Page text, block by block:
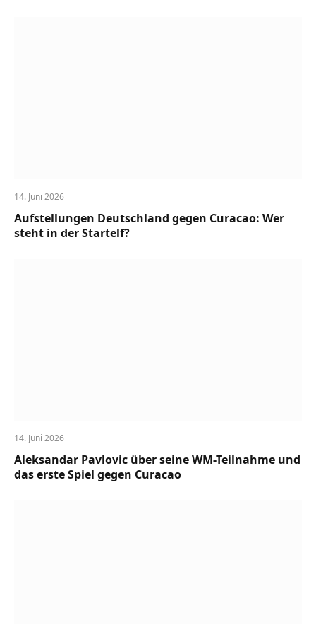
14. Juni 2026
Aufstellungen Deutschland gegen Curacao: Wer
steht in der Startelf?
14. Juni 2026
Aleksandar Pavlovic über seine WM-Teilnahme und
das erste Spiel gegen Curacao